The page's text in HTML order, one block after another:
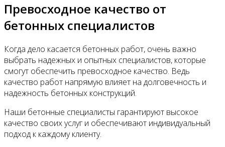
Превосходное качество от
бетонных специалистов
Когда дело касается бетонных работ, очень важно
выбрать надежных и опытных специалистов, которые
смогут обеспечить превосходное качество. Ведь
качество работ напрямую влияет на долговечность и
надежность бетонных конструкций.
Наши бетонные специалисты гарантируют высокое
качество своих услуг и обеспечивают индивидуальный
подход к каждому клиенту.